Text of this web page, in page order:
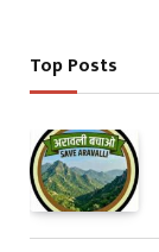
Top Posts